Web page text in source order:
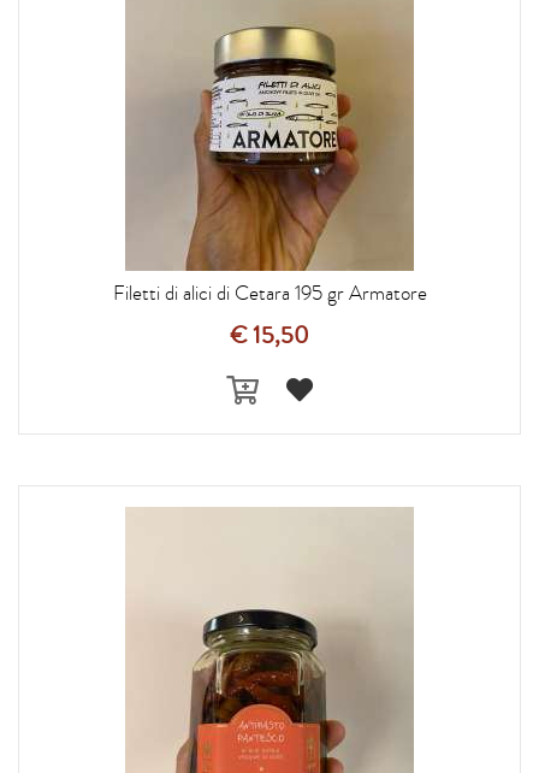
Filetti di alici di Cetara 195 gr Armatore
€ 15,50